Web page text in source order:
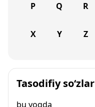
P Q R
X Y Z
Tasodifiy so‘zlar
bu yoqda